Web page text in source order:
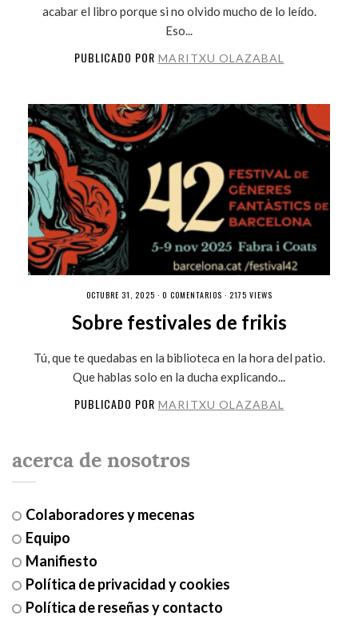
acabar el libro porque si no olvido mucho de lo leído.
Eso...
PUBLICADO POR MARITXU OLAZABAL
OCTUBRE 31, 2025 · 0 COMENTARIOS · 2175 VIEWS
Sobre festivales de frikis
Tú, que te quedabas en la biblioteca en la hora del patio.
Que hablas solo en la ducha explicando...
PUBLICADO POR MARITXU OLAZABAL
acerca de nosotros
Colaboradores y mecenas
Equipo
Manifiesto
Política de privacidad y cookies
Política de reseñas y contacto